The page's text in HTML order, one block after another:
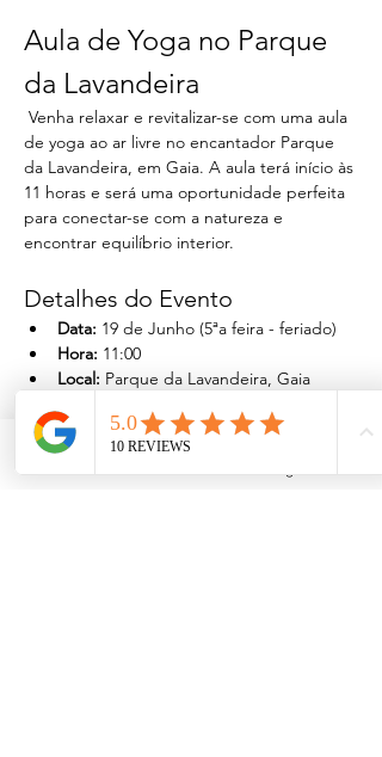
Aula de Yoga no Parque
da Lavandeira
de yoga ao ar livre no encantador Parque
da Lavandeira, em Gaia. A aula terá início às
11 horas e será uma oportunidade perfeita
para conectar-se com a natureza e
encontrar equilíbrio interior.
Detalhes do Evento
Data: 19 de Junho (5ªa feira - feriado)
Hora: 11:00
Local: Parque da Lavandeira, Gaia
Saiba Mais >